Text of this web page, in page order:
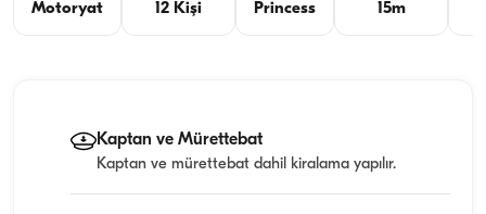
Motoryat
12 Kişi
Princess
15m
Kaptan ve Mürettebat
Kaptan ve mürettebat dahil kiralama yapılır.